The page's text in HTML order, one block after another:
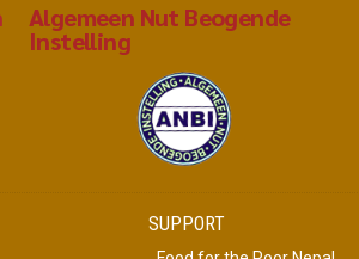
Algemeen Nut Beogende
Instelling
SUPPORT